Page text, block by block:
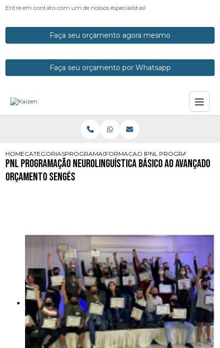
Entre em contato com um de nossos especialistas!
Faça seu orçamento agora mesmo
Faça seu orçamento por Whatsapp
HOMECATEGORIASPROGRAMACOES NEUROLINGUISTICAS
FORMACAO EM PROGRAMACAO
PNL PROGRAMACAO
Pnl Programação Neurolinguística Básico ao Avançado
Orçamento Sengés